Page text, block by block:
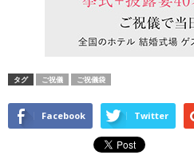
タグ ご祝儀 ご祝儀袋
Facebook Twitter